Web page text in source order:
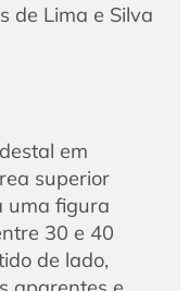
de Lima e Silva
em
superior
uma figura
30 e 40
de lado,